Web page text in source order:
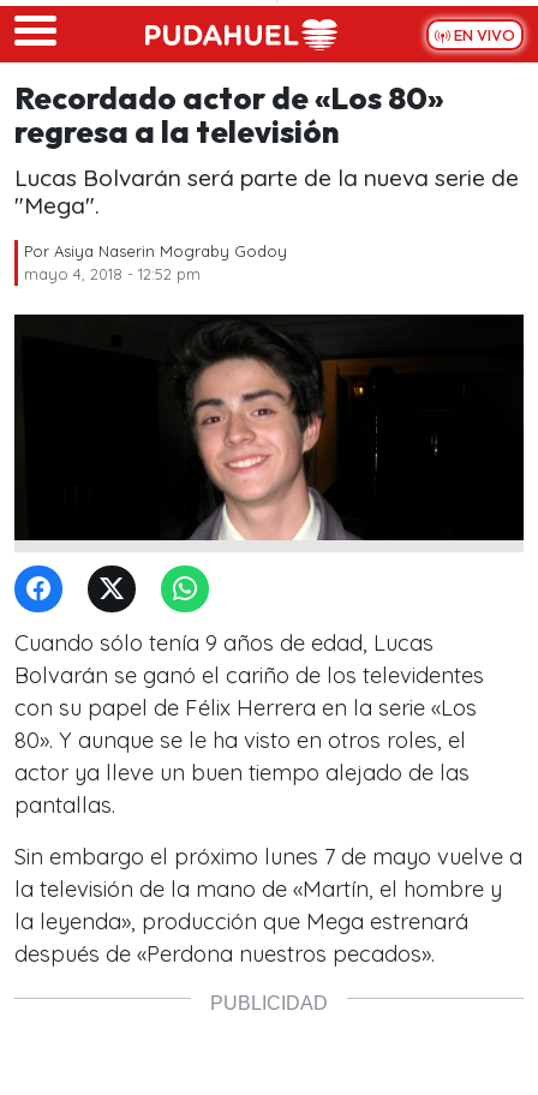
Skip to main content
EN VIVO
Recordado actor de «Los 80»
regresa a la televisión
Lucas Bolvarán será parte de la nueva serie de
"Mega".
Por Asiya Naserin Mograby Godoy
mayo 4, 2018 - 12:52 pm
Cuando sólo tenía 9 años de edad, Lucas
Bolvarán se ganó el cariño de los televidentes
con su papel de Félix Herrera en la serie «Los
80». Y aunque se le ha visto en otros roles, el
actor ya lleve un buen tiempo alejado de las
pantallas.
Sin embargo el próximo lunes 7 de mayo vuelve a
la televisión de la mano de «Martín, el hombre y
la leyenda», producción que Mega estrenará
después de «Perdona nuestros pecados».